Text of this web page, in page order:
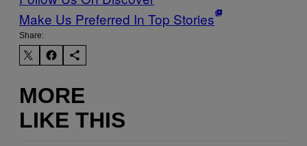
Make Us Preferred In Top Stories
Share:
MORE
LIKE THIS